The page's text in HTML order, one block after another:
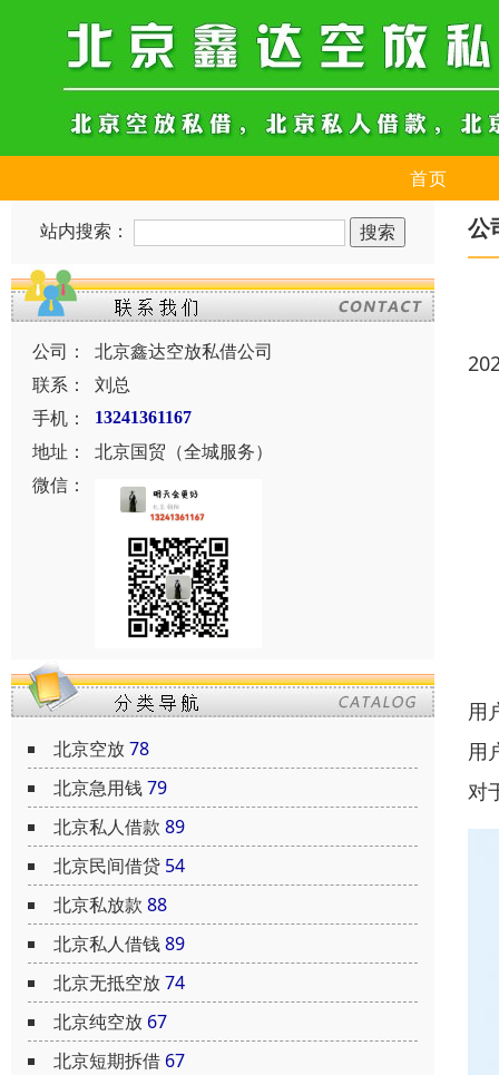
首页
站内搜索：
公司：
北京鑫达空放私借公司
联系：
刘总
手机：
13241361167
地址：
北京国贸（全城服务）
微信：
北京空放78
北京急用钱79
北京私人借款 89
北京民间借贷 54
北京私放款 88
北京私人借钱89
北京无抵空放74
北京纯空放 67
北京短期拆借 67
公
用
用
对